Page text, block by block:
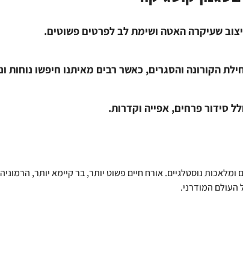
שעיקרה האטה ושימת לב לפרטים פשוטים.
הקורונה והסגרים, כאשר רבים מאיתנו חיפשו נוחות
סידור פרחים, אפייה וקדרות.
ומלאכות נוסטלגיים. אורח חיים פשוט יותר, בר קיימא יותר,
המודרני.